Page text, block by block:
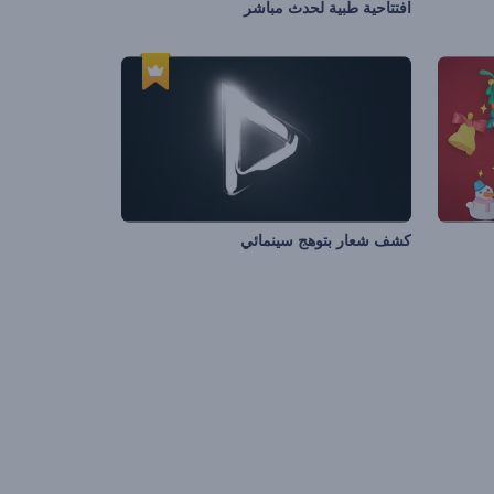
افتتاحية طبية لحدث مباشر
كشف شعار بتوهج سينمائي